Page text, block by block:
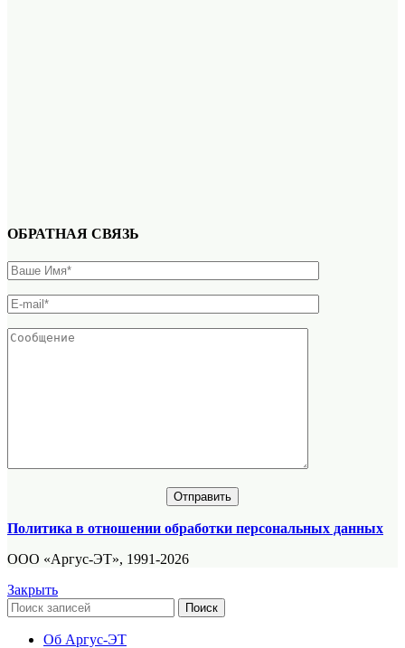
ОБРАТНАЯ СВЯЗЬ
Политика в отношении обработки персональных данных
ООО «Аргус-ЭТ», 1991-2026
Закрыть
Поиск
Об Аргус-ЭТ